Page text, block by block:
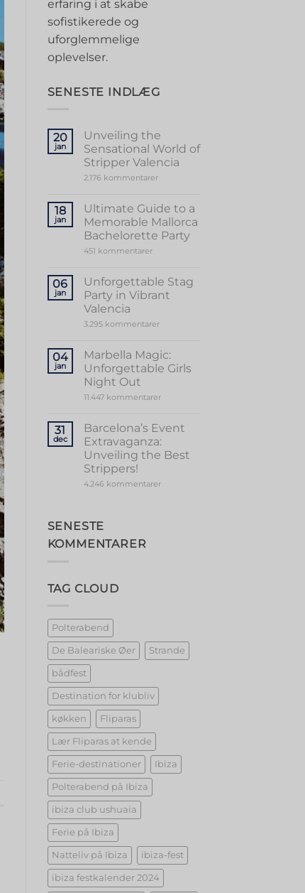
erfaring i at skabe
sofistikerede og
uforglemmelige
oplevelser.
SENESTE INDLÆG
20
jan
Unveiling the
Sensational World of
Stripper Valencia
2.176 kommentarertil
Sensational
World
of
Stripper
Valencia
18
jan
Ultimate Guide to a
Memorable Mallorca
Bachelorette Party
451 kommentarertil
to
a
Memorable
Party
06
jan
Unforgettable Stag
Party in Vibrant
Valencia
3.295 kommentarertil
Party
in
Vibrant
04
jan
Marbella Magic:
Unforgettable Girls
Night Out
11.447 kommentarertil
Unforgettable
Girls
Night
Out
31
dec
Barcelona’s Event
Extravaganza:
Unveiling the Best
Strippers!
4.246 kommentarertil
SENESTE
KOMMENTARER
TAG CLOUD
Polterabend
De Baleariske Øer Strande
bådfest
Destination for klubliv
køkken Fliparas
Lær Fliparas at kende
Ferie-destinationer Ibiza
Polterabend på Ibiza
ibiza club ushuaia
Ferie på Ibiza
Natteliv på Ibiza ibiza-fest
ibiza festkalender 2024